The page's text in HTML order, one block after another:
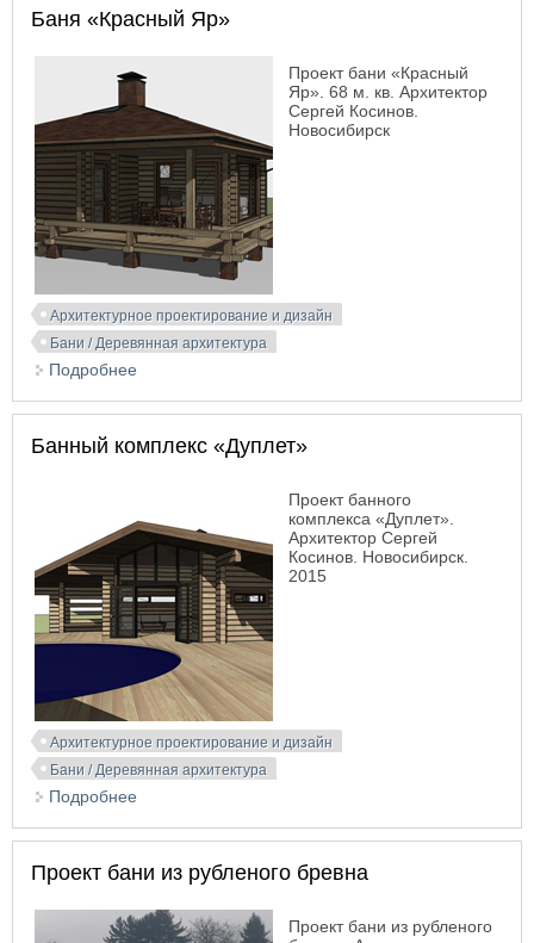
Баня «Красный Яр»
Проект бани «Красный
Яр». 68 м. кв. Архитектор
Сергей Косинов.
Новосибирск
Архитектурное проектирование и дизайн
Бани / Деревянная архитектура
Подробнее
Банный комплекс «Дуплет»
Проект банного
комплекса «Дуплет».
Архитектор Сергей
Косинов. Новосибирск.
2015
Архитектурное проектирование и дизайн
Бани / Деревянная архитектура
Подробнее
Проект бани из рубленого бревна
Проект бани из рубленого